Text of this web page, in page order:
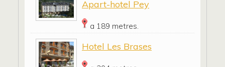
Apart-hotel Pey
a 189 metres.
Hotel Les Brases